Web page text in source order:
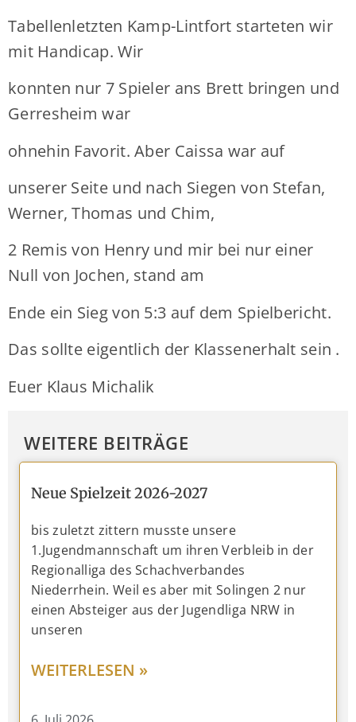
Tabellenletzten Kamp-Lintfort starteten wir
mit Handicap. Wir
konnten nur 7 Spieler ans Brett bringen und
Gerresheim war
ohnehin Favorit. Aber Caissa war auf
unserer Seite und nach Siegen von Stefan,
Werner, Thomas und Chim,
2 Remis von Henry und mir bei nur einer
Null von Jochen, stand am
Ende ein Sieg von 5:3 auf dem Spielbericht.
Das sollte eigentlich der Klassenerhalt sein .
Euer Klaus Michalik
WEITERE BEITRÄGE
Neue Spielzeit 2026-2027
bis zuletzt zittern musste unsere
1.Jugendmannschaft um ihren Verbleib in der
Regionalliga des Schachverbandes
Niederrhein. Weil es aber mit Solingen 2 nur
einen Absteiger aus der Jugendliga NRW in
unseren
WEITERLESEN »